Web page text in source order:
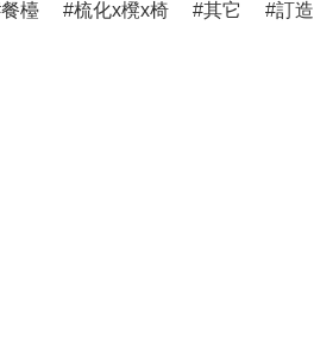
餐檯 梳化x櫈x椅 其它 訂造